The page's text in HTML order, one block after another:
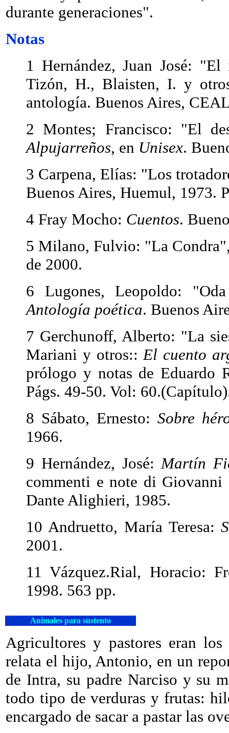
durante generaciones".
Notas
1 Hernández, Juan José: "El
Tizón, H., Blaisten, I. y
antología. Buenos Aires,
2 Montes; Francisco: "El
Alpujarreños, en Unisex.
3 Carpena, Elías: "Los
Buenos Aires, Huemul, 1973.
4 Fray Mocho: Cuentos.
5 Milano, Fulvio: "La
de 2000.
6 Lugones, Leopoldo:
Antología poética. Buenos
7 Gerchunoff, Alberto: "La
Mariani y otros:: El cuento
prólogo y notas de Eduardo
Págs. 49-50. Vol:
8 Sábato, Ernesto:Sobre
1966.
9 Hernández, José: Martín
commenti e note di
Dante Alighieri, 1985.
10 Andruetto, María Teresa:
2001.
11 Vázquez.Rial, Horacio:
1998. 563 pp.
Animales para sustento
Agricultores y pastores eran
relata el hijo, Antonio, en un
de Intra, su padre Narciso y su
todo tipo de verduras y frutas:
encargado de sacar a pastar las